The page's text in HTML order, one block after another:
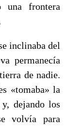
una frontera
inclinaba del
permanecía
de nadie.
«tomaba» la
dejando los
volvía para